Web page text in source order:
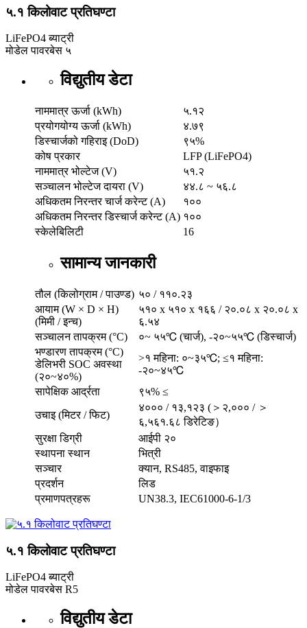
५.१ किलोवाट प्रतिघण्टा
LiFePO4 ब्याट्री
मोडेल पावरबेस ५
विद्युतीय डेटा
नाममात्र ऊर्जा (kWh)
५.१२
प्रयोगयोग्य ऊर्जा (kWh)
४.७९
डिस्चार्जको गहिराइ (DoD)
९५%
कोष प्रकार
LFP (LiFePO4)
नाममात्र भोल्टेज (V)
५१.२
सञ्चालन भोल्टेज दायरा (V)
४४.८ ~ ५६.८
अधिकतम निरन्तर चार्ज करेन्ट (A)
१००
अधिकतम निरन्तर डिस्चार्ज करेन्ट (A) १००
स्केलेबिलिटी
16
सामान्य जानकारी
तौल (किलोग्राम / पाउण्ड) ५० / ११०.२३
आयाम (W × D × H)
(मिमी / इन्च)
५१० x ५१० x १६६ / २०.०८ x २०.०८ x
६.५४
सञ्चालन तापक्रम (°C)
०~ ५५℃ (चार्ज), -२०~५५℃ (डिस्चार्ज)
भण्डारण तापक्रम (°C)
डेलिभरी SOC अवस्था
(२०~४०%)
>१ महिना: ०~३५℃; ≤१ महिना:
-२०~४५℃
सापेक्षिक आर्द्रता
९५% ≤
उचाइ (मिटर / फिट)
४००० / १३,१२३ (＞२,००० / ＞
६,५६१.६८ डिरेटिङ）
सुरक्षा डिग्री
आईपी ​​२०
स्थापना स्थान
भित्री
सञ्चार
क्यान, RS485, वाइफाइ
प्रदर्शन
लिड
प्रमाणपत्रहरू
UN38.3, IEC61000-6-1/3
५.१ किलोवाट प्रतिघण्टा
LiFePO4 ब्याट्री
मोडेल पावरबेस R5
विद्युतीय डेटा